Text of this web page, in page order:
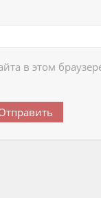
в этом